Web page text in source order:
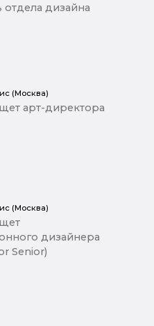
отдела дизайна
(Москва)
арт-директора
(Москва)
дизайнера
Senior)